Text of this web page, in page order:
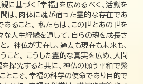
に基づく「幸福」を広めるべく、活動を
は、肉体に魂が宿った霊的な存在であ
あること。 私たちは、この世とあの世を
な人生経験を通して、自らの魂を成長さ
。 神仏が実在し、過去も現在も未来も、
こと。 こうした霊的な真実を広め、人間
探究すると共に、神仏の願う平和で繁
とこそ、幸福の科学の使命であり目的で